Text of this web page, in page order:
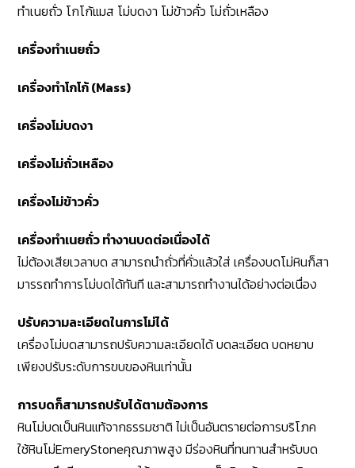
ทำเนยถั่ว โกโก้แมส โม่บดงา โม่ข้าวคั่ว โม่ถั่วเหลือง
เครื่องทำเนยถั่ว
เครื่องทำโกโก้ (Mass)
เครื่องโม่บดงา
เครื่องโม่ถั่วเหลือง
เครื่องโม่ข้าวคั่ว
เครื่องทำเนยถั่ว ทำงานบดต่อเนื่องได้
ไม่ต้องเสียเวลาบด สามารถนำถั่วที่คั่วแล้วใส่ เครื่องบดโม่หินก็สา
มารรถทำการโม่บดได้ทันที และสามารถทำงานได้อย่างต่อเนื่อง
ปรับความละเอียดในการโม่ได้
เครื่องโม่บดสามารถปรับความละเอียดได้ บดละเอียด บดหยาบ
เพียงปรับระดับการขบของหินเท่านั้น
การบดก็สามารถปรับได้ตามต้องการ
หินโม่บดเป็นหินแท้จากธรรมชาติ ไม่เป็นอันตรายต่อการบริโภค
ใช้หินโม่EmeryStoneคุณภาพสูง มีร่องหินที่ทนทานสำหรับบด